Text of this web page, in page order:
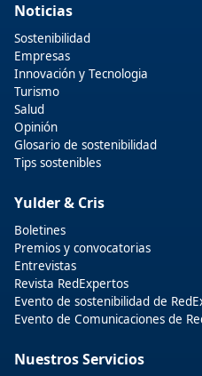
Noticias
Sostenibilidad
Empresas
Innovación y Tecnologia
Turismo
Salud
Opinión
Glosario de sostenibilidad
Tips sostenibles
Yulder & Cris
Boletines
Premios y convocatorias
Entrevistas
Revista RedExpertos
Evento de sostenibilidad de
Evento de Comunicaciones de
Nuestros Servicios